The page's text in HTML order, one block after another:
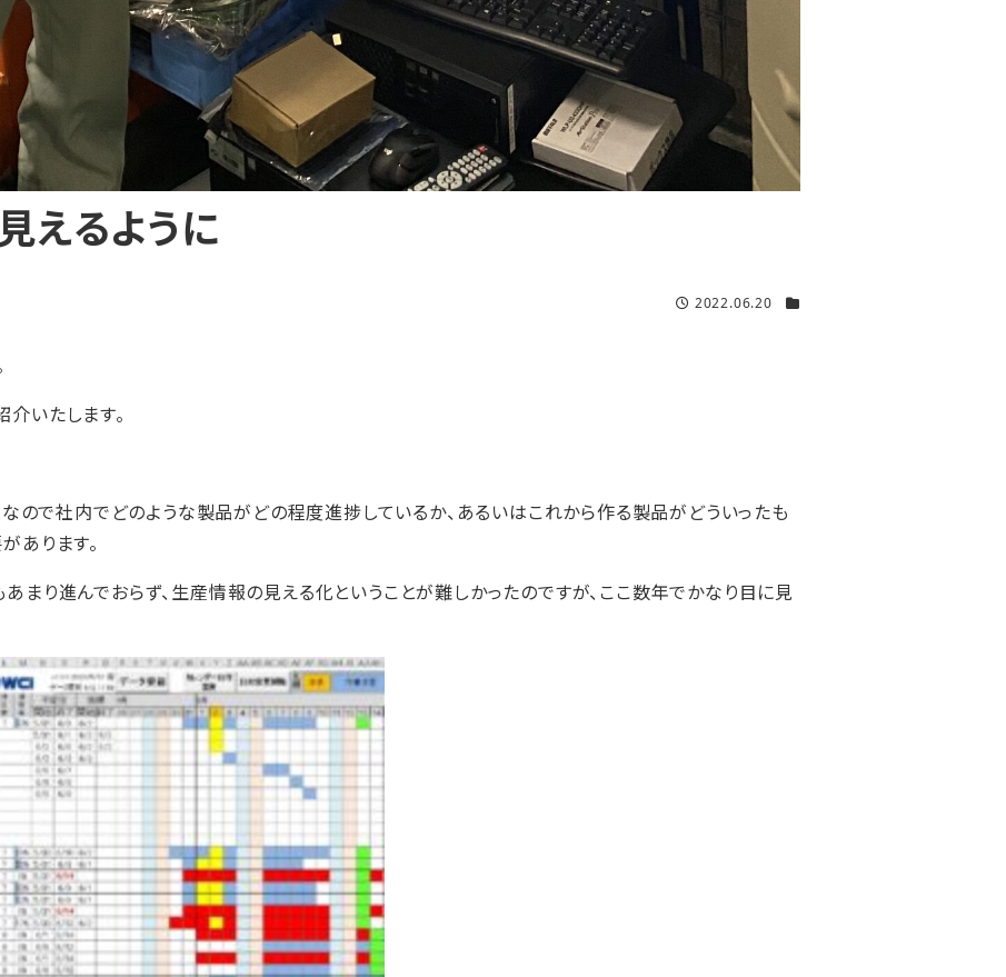
えるように
2022.06.20
いたします。
なので社内でどのような製品がどの程度進捗しているか、あるいはこれから作る製品がどういったも
あります。
まり進んでおらず、生産情報の見える化ということが難しかったのですが、ここ数年でかなり目に見